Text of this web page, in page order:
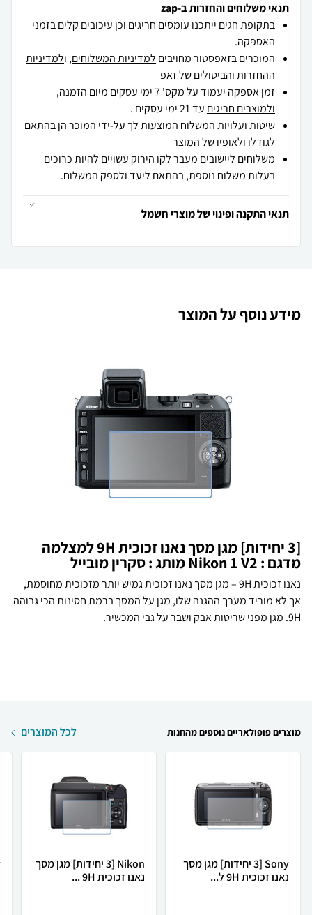
תנאי משלוחים והחזרות ב-zap
בתקופת חגים ייתכנו עומסים חריגים וכן עיכובים קלים בזמני
האספקה.
המוכרים בזאפסטור מחויבים למדיניות המשלוחים, ולמדיניות
ההחזרות והביטוליםשל זאפ
זמן אספקה יעמוד על מקס' 7 ימי עסקים מיום הזמנה,
ולמוצרים חריגים עד 21 ימי עסקים .
שיטות ועלויות המשלוח המוצעות לך על-ידי המוכר הן בהתאם
לגודלו ולאופיו של המוצר
משלוחים ליישובים מעבר לקו הירוק עשויים להיות כרוכים
בעלות משלוח נוספת, בהתאם ליעד ולספק המשלוח.
תנאי התקנה ופינוי של מוצרי חשמל
מידע נוסף על המוצר
[3 יחידות] מגן מסך נאנו זכוכית 9H למצלמה
מדגם : Nikon 1 V2 מותג : סקרין מובייל
נאנו זכוכית 9H – מגן מסך נאנו זכוכית גמיש יותר מזכוכית מחוסמת,
אך לא מוריד מערך ההגנה שלו, מגן על המסך ברמת חסינות הכי גבוהה
9H. מגן מפני שריטות אבק ושבר על גבי המכשיר.
מוצרים פופולאריים נוספים מהחנות לכל המוצרים
Sony [3 יחידות] מגן מסך
נאנו זכוכית 9H ל...
Nikon [3 יחידות] מגן מסך
נאנו זכוכית 9H ...